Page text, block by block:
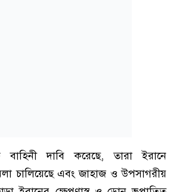
বাহিনী দাবি করেছে, তারা ইরানে
চালিয়েছে এবং জাহাজ ও উপসাগরীয়